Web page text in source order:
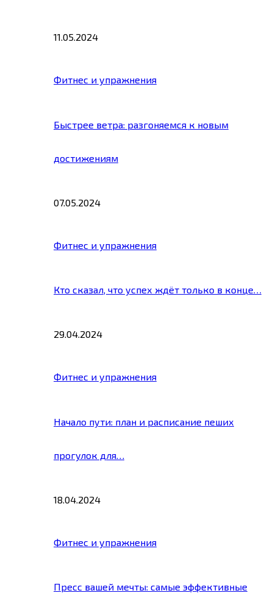
11.05.2024
Фитнес и упражнения
Быстрее ветра: разгоняемся к новым
достижениям
07.05.2024
Фитнес и упражнения
Кто сказал, что успех ждёт только в конце…
29.04.2024
Фитнес и упражнения
Начало пути: план и расписание пеших
прогулок для…
18.04.2024
Фитнес и упражнения
Пресс вашей мечты: самые эффективные